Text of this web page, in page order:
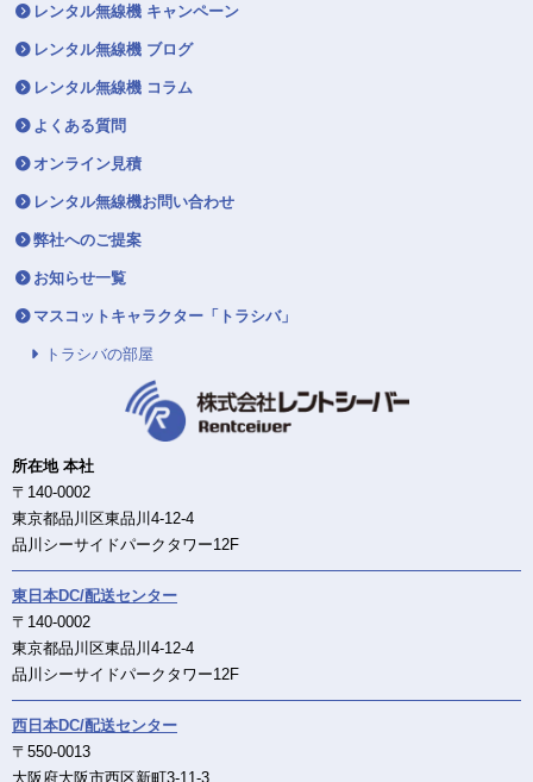
レンタル無線機 キャンペーン
レンタル無線機 ブログ
レンタル無線機 コラム
よくある質問
オンライン見積
レンタル無線機お問い合わせ
弊社へのご提案
お知らせ一覧
マスコットキャラクター「トラシバ」
トラシバの部屋
所在地 本社
〒140-0002
東京都品川区東品川4-12-4
品川シーサイドパークタワー12F
東日本DC/配送センター
〒140-0002
東京都品川区東品川4-12-4
品川シーサイドパークタワー12F
西日本DC/配送センター
〒550-0013
大阪府大阪市西区新町3-11-3